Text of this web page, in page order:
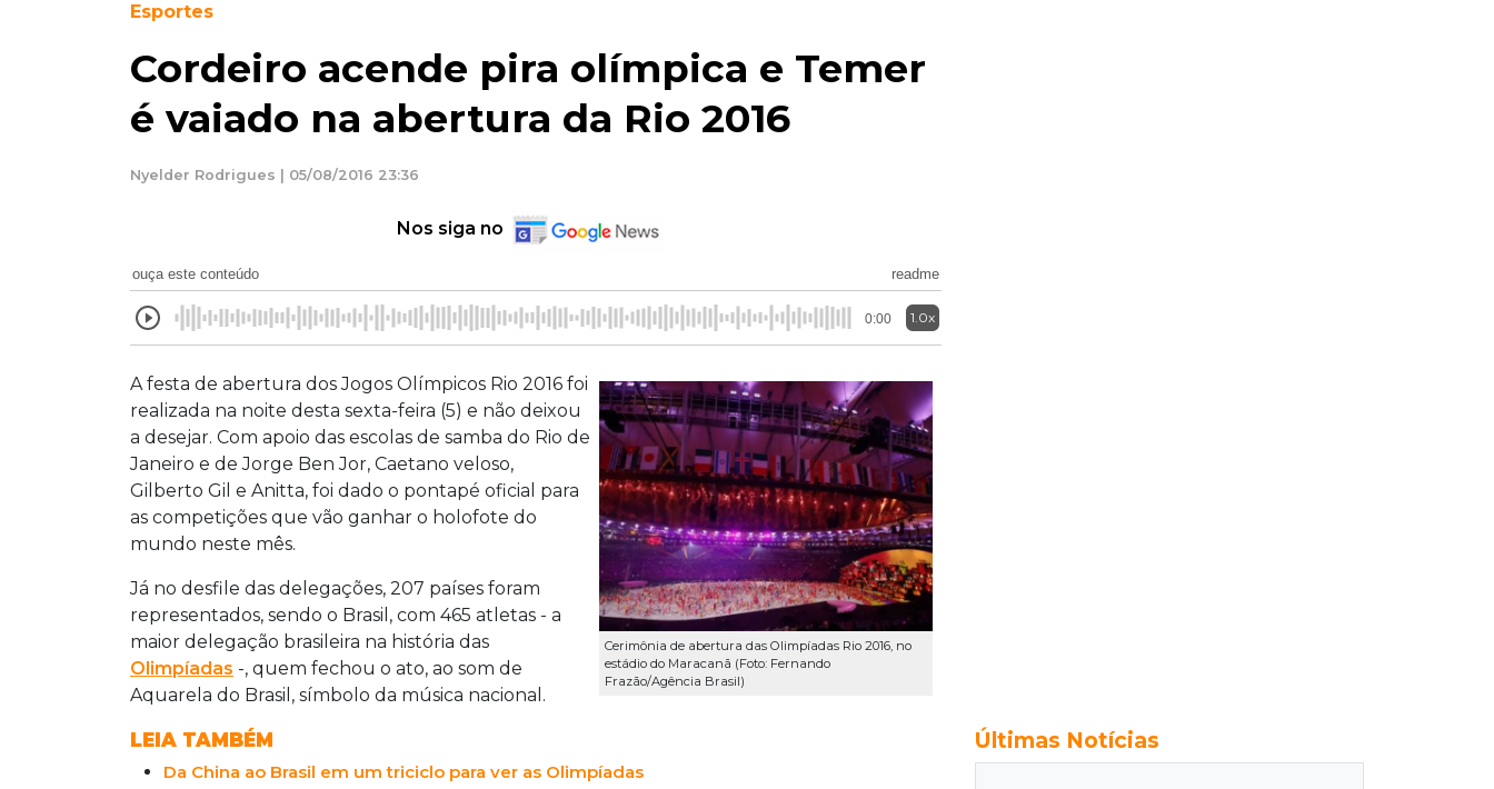
Esportes
Cordeiro acende pira olímpica e Temer
é vaiado na abertura da Rio 2016
Nyelder Rodrigues | 05/08/2016 23:36
Nos siga no
ouça este conteúdo readme
0:00 1.0x
Cerimônia de abertura das Olimpíadas Rio 2016, no
estádio do Maracanã (Foto: Fernando
Frazão/Agência Brasil)
A festa de abertura dos Jogos Olímpicos Rio 2016 foi
realizada na noite desta sexta-feira (5) e não deixou
a desejar. Com apoio das escolas de samba do Rio de
Janeiro e de Jorge Ben Jor, Caetano veloso,
Gilberto Gil e Anitta, foi dado o pontapé oficial para
as competições que vão ganhar o holofote do
mundo neste mês.
Já no desfile das delegações, 207 países foram
representados, sendo o Brasil, com 465 atletas - a
maior delegação brasileira na história das
Olimpíadas -, quem fechou o ato, ao som de
Aquarela do Brasil, símbolo da música nacional.
LEIA TAMBÉM
Da China ao Brasil em um triciclo para ver as Olimpíadas
Últimas Notícias